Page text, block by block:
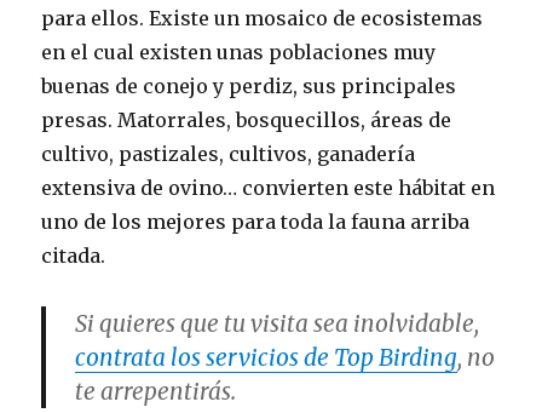
para ellos. Existe un mosaico de ecosistemas
en el cual existen unas poblaciones muy
buenas de conejo y perdiz, sus principales
presas. Matorrales, bosquecillos, áreas de
cultivo, pastizales, cultivos, ganadería
extensiva de ovino… convierten este hábitat en
uno de los mejores para toda la fauna arriba
citada.
Si quieres que tu visita sea inolvidable,
contrata los servicios de Top Birding, no
te arrepentirás.